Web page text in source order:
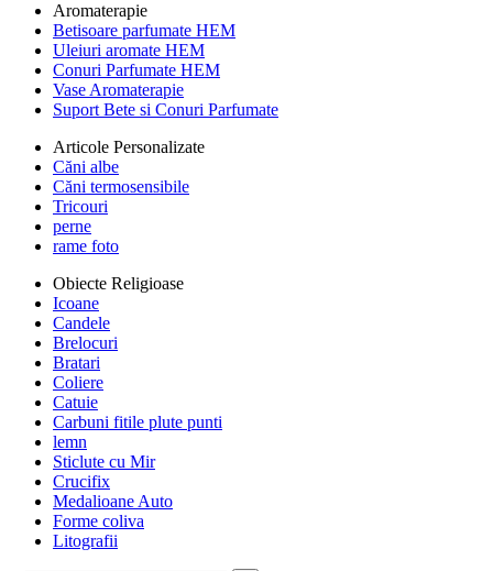
Aromaterapie
Betisoare parfumate HEM
Uleiuri aromate HEM
Conuri Parfumate HEM
Vase Aromaterapie
Suport Bete si Conuri Parfumate
Articole Personalizate
Căni albe
Căni termosensibile
Tricouri
perne
rame foto
Obiecte Religioase
Icoane
Candele
Brelocuri
Bratari
Coliere
Catuie
Carbuni fitile plute punti
lemn
Sticlute cu Mir
Crucifix
Medalioane Auto
Forme coliva
Litografii